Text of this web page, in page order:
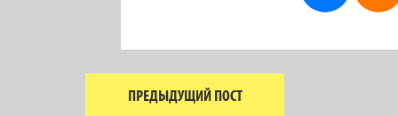
ПРЕДЫДУЩИЙ ПОСТ